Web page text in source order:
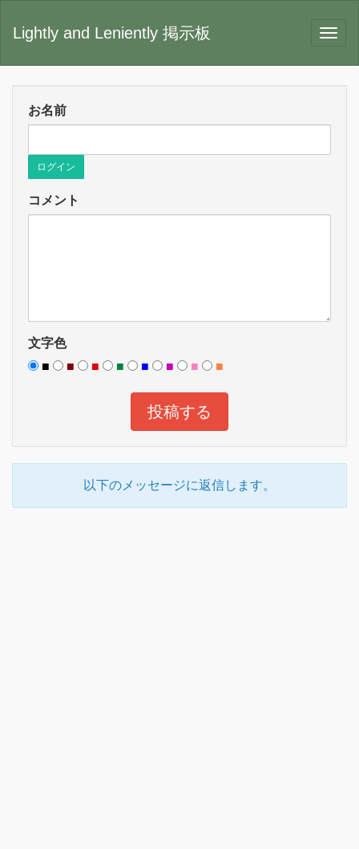
Lightly and Leniently 掲示板
お名前
ログイン
コメント
文字色
■
■ ■ ■ ■ ■ ■ ■
以下のメッセージに返信します。